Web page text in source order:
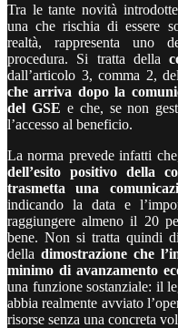
Tra le tante novità
una che rischia di essere
realtà, rappresenta uno
procedura. Si tratta della
dall’articolo 3, comma 2,
che arriva dopo la
del GSE e che, se non
l’accesso al beneficio.
La norma prevede infatti
dell’esito positivo della
trasmetta una
indicando la data e
raggiungere almeno il 20
bene. Non si tratta quindi
delladimostrazione che
minimo di avanzamento
una funzione sostanziale: il
abbia realmente avviato
risorse senza una concreta